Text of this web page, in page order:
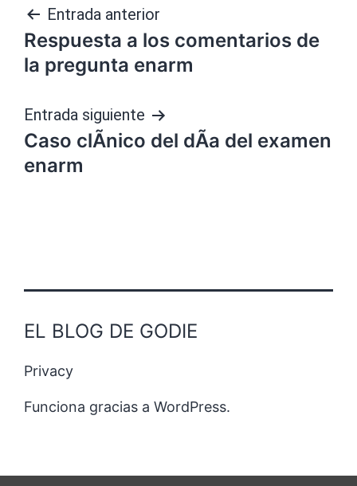
Navegación
de
Entrada anterior
Respuesta a los comentarios de
la pregunta enarm
Entrada siguiente
Caso clÃ­nico del dÃ­a del examen
enarm
EL BLOG DE GODIE
Privacy
Funciona gracias a WordPress.